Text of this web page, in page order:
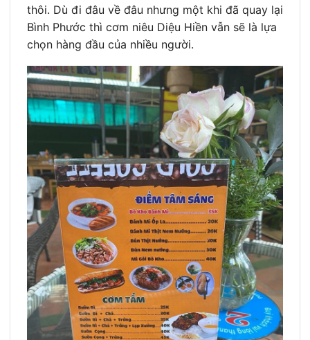
thôi. Dù đi đâu về đâu nhưng một khi đã quay lại
Bình Phước thì cơm niêu Diệu Hiền vẫn sẽ là lựa
chọn hàng đầu của nhiều người.